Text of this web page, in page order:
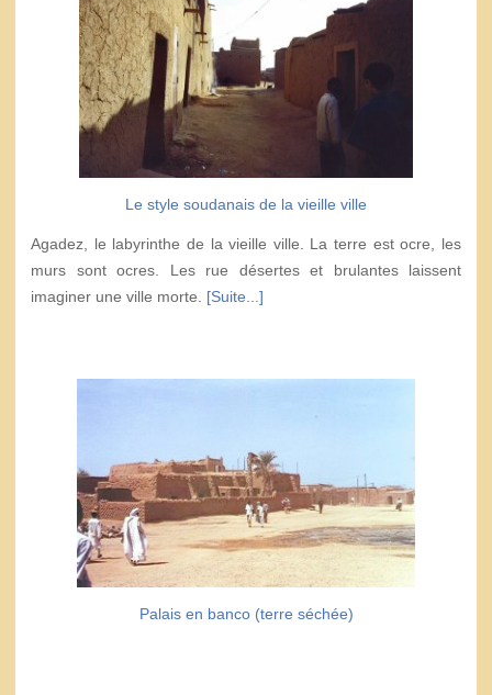
Le style soudanais de la vieille ville
Agadez, le labyrinthe de la vieille ville. La terre est ocre, les
murs sont ocres. Les rue désertes et brulantes laissent
imaginer une ville morte. [Suite...]
Palais en banco (terre séchée)